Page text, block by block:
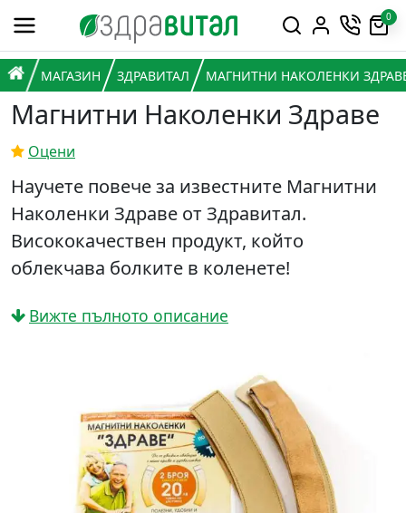
Премини към съдържанието
Горна навигация
0
Главна навигация
НАЧАЛО
МАГАЗИН ЗДРАВИТАЛ МАГНИТНИ НАКОЛЕНКИ
Магнитни Наколенки Здраве
Оцени
Научете повече за известните Магнитни
Наколенки Здраве от Здравитал.
Висококачествен продукт, който
облекчава болките в коленете!
Вижте пълното описание